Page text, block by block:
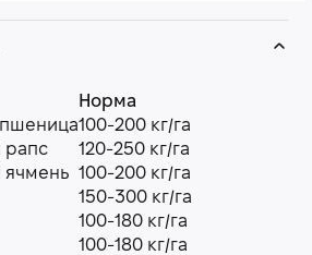
Норма
100-200 кг/га
рапс
120-250 кг/га
ячмень 100-200 кг/га
150-300 кг/га
100-180 кг/га
100-180 кг/га